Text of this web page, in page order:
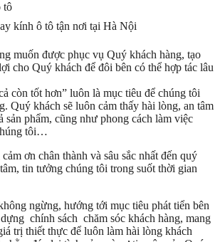
tô
kính ô tô tận nơi tại Hà Nội
muốn được phục vụ Quý khách hàng, tạo
cho Quý khách để đôi bên có thể hợp tác lâu
còn tốt hơn” luôn là mục tiêu để chúng tôi
Quý khách sẽ luôn cảm thấy hài lòng, an tâm
sản phẩm, cũng như phong cách làm việc
tôi…
ơn chân thành và sâu sắc nhất đến quý
tin tưởng chúng tôi trong suốt thời gian
ngừng, hướng tới mục tiêu phát tiển bên
chính sách chăm sóc khách hàng, mang
trị thiết thực để luôn làm hài lòng khách